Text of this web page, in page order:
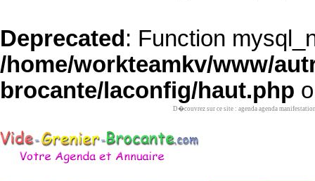
Deprecated : Function
/home/workteamkv/www/
brocante/laconfig/haut.php
D�couvrez sur ce site : agenda agenda